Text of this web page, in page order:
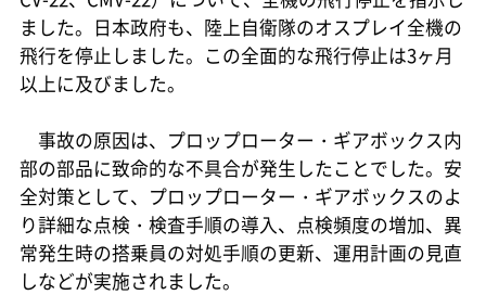
ました。日本政府も、陸上自衛隊のオスプレイ全機の
飛行を停止しました。この全面的な飛行停止は3ヶ月
以上に及びました。
事故の原因は、プロップローター・ギアボックス内
部の部品に致命的な不具合が発生したことでした。安
全対策として、プロップローター・ギアボックスのよ
り詳細な点検・検査手順の導入、点検頻度の増加、異
常発生時の搭乗員の対処手順の更新、運用計画の見直
しなどが実施されました。